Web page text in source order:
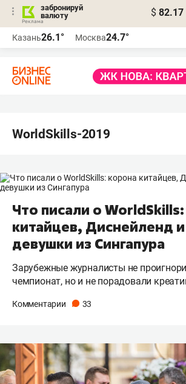
забронируй
валюту
$ 82.17
Казань26.1° Москва24.7°
WorldSkills-2019
Что писали о
китайцев, Диснейленд
девушки из Сингапура
Зарубежные журналисты не
чемпионат, но и не порадовали
Комментарии 33